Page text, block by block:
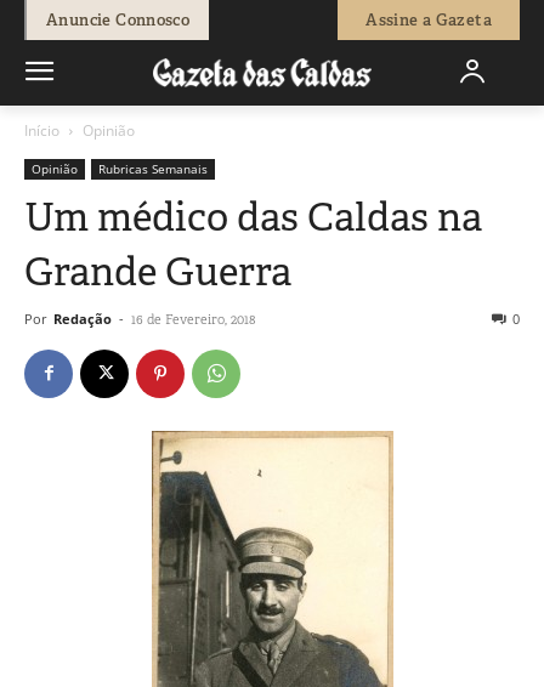
Anuncie Connosco Assine a Gazeta
Início Opinião
Opinião Rubricas Semanais
Um médico das Caldas na
Grande Guerra
Por Redação - 16 de Fevereiro, 2018 0